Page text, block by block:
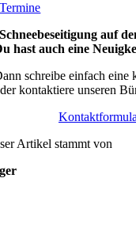
Termine
Schneebeseitigung auf
hast auch eine
schreibe einfach
kontaktiere unseren
Artikel stammt von